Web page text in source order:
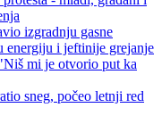
izgradnju gasne
energiju i jeftinije grejanje
mi je otvorio put ka
sneg, počeo letnji red